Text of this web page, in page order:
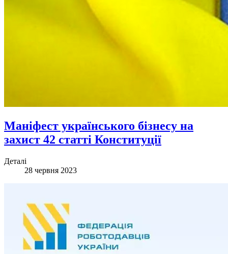
Маніфест українського бізнесу на
захист 42 статті Конституції
Деталі
28 червня 2023